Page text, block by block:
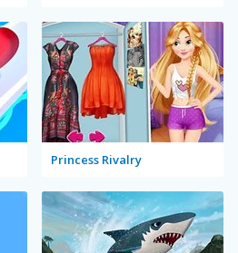
Princess Rivalry